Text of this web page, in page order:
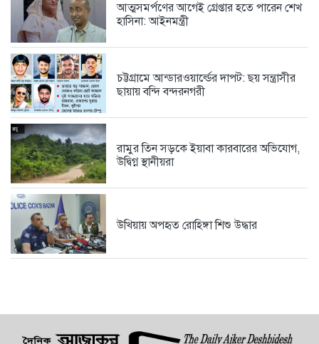
আত্মসমর্পণের আগেই গ্রেপ্তার হতে পারেন শেখ
হাসিনা: আইনমন্ত্রী
চট্টগ্রামে আন্ডারওয়ার্ল্ডের দাপট: ছয় সন্ত্রাসীর
ছায়ায় বন্দি বন্দরনগরী
রামুর তিন সড়কে ইয়াবা কারবারের অভিযোগ,
উদ্বিগ্ন স্থানীয়রা
উখিয়ায় অপহৃত রোহিঙ্গা শিশু উদ্ধার